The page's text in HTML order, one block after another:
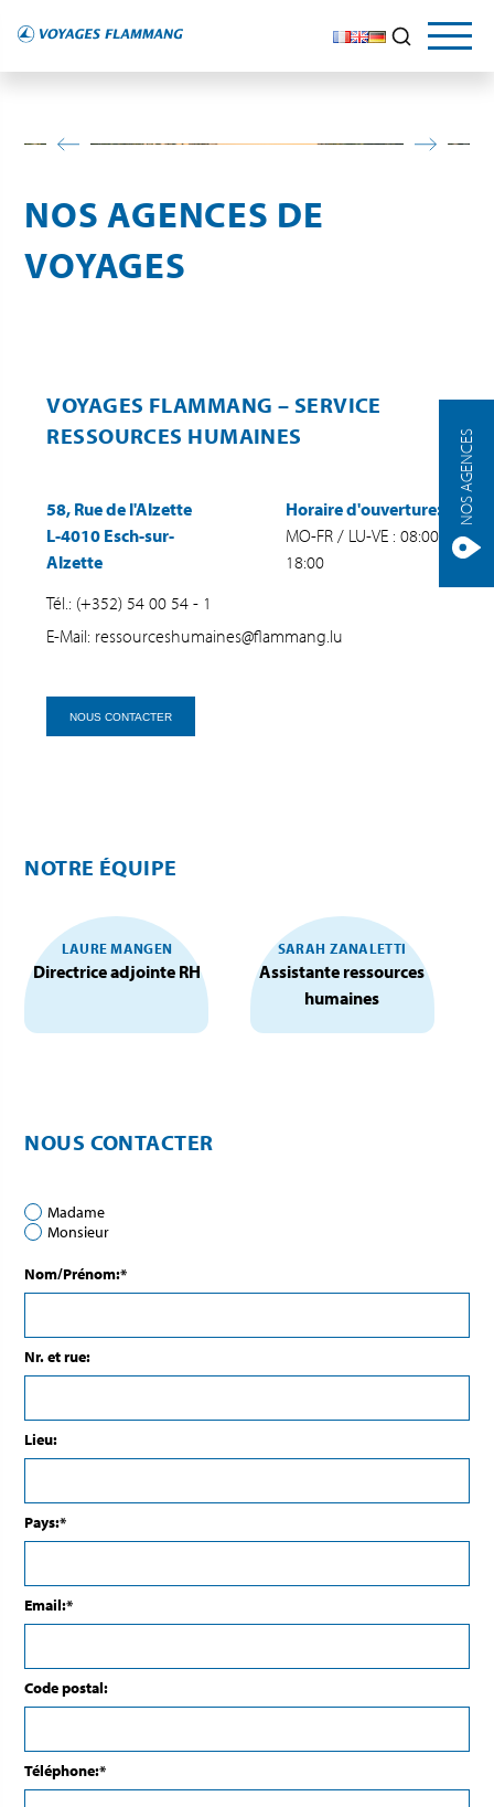
NOS AGENCES
NOS AGENCES DE
VOYAGES
VOYAGES FLAMMANG – SERVICE
RESSOURCES HUMAINES
58, Rue de l'Alzette
L-4010 Esch-sur-
Alzette
Horaire d'ouverture:
MO-FR / LU-VE : 08:00 -
18:00
Tél.: (+352) 54 00 54 - 1
E-Mail: ressourceshumaines@flammang.lu
NOUS CONTACTER
NOTRE ÉQUIPE
LAURE MANGEN
Directrice adjointe RH
SARAH ZANALETTI
Assistante ressources
humaines
NOUS CONTACTER
Madame
Monsieur
Nom/Prénom:*
Nr. et rue:
Lieu:
Pays:*
Email:*
Code postal:
Téléphone:*